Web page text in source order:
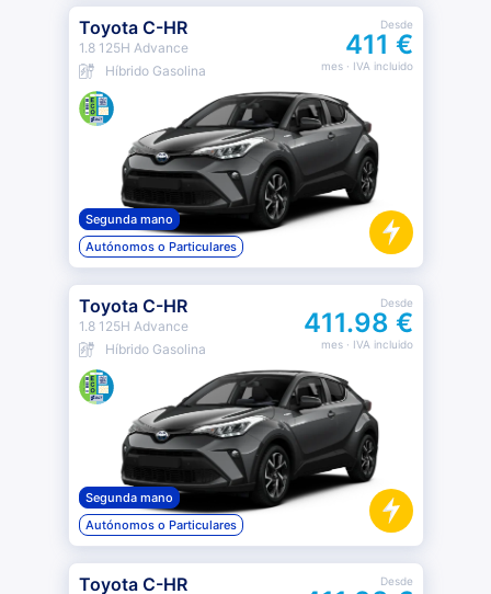
Toyota C-HR
1.8 125H Advance
Híbrido Gasolina
Desde
411 €
mes· IVA incluido
Segunda mano
Autónomos o Particulares
Toyota C-HR
1.8 125H Advance
Híbrido Gasolina
Desde
411.98 €
mes· IVA incluido
Segunda mano
Autónomos o Particulares
Toyota C-HR Desde